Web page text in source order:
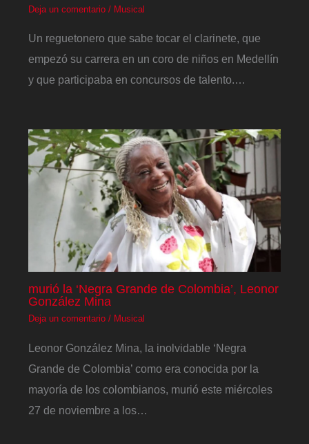
Deja un comentario / Musical
Un reguetonero que sabe tocar el clarinete, que
empezó su carrera en un coro de niños en Medellín
y que participaba en concursos de talento.…
murió la ‘Negra Grande de Colombia’, Leonor
González Mina
Deja un comentario / Musical
Leonor González Mina, la inolvidable ‘Negra
Grande de Colombia’ como era conocida por la
mayoría de los colombianos, murió este miércoles
27 de noviembre a los…